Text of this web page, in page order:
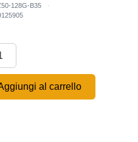
128G-B35
al carrello